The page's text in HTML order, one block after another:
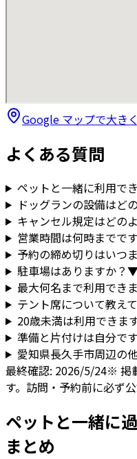
Google マップで大き
よくある質問
ペットと一緒に利用で
ドッグランの設備はど
キャンセル規定はどの
営業時間は何時までで
予約の締め切りはいつ
駐車場はありますか？
最大何名まで利用でき
テント席について教え
20歳未満は利用できま
準備と片付けは自分で
愛知県長久手市周辺の
最終確認: 2026/5/24※ 掲
す。訪問・予約前に必ず
ペットと一緒に
まとめ